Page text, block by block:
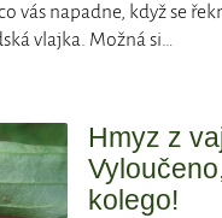
vás napadne, když se
vlajka. Možná si…
Hmyz z
kolego!